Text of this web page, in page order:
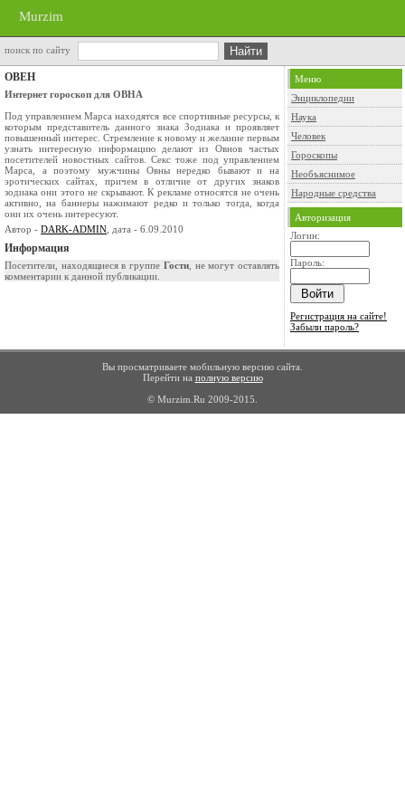
Murzim
поиск по сайту
ОВЕН
Интернет гороскоп для ОВНА
Под управлением Марса находятся все спортивные ресурсы, к
которым представитель данного знака Зодиака и проявляет
повышенный интерес. Стремление к новому и желание первым
узнать интересную информацию делают из Овнов частых
посетителей новостных сайтов. Секс тоже под управлением
Марса, а поэтому мужчины Овны нередко бывают и на
эротических сайтах, причем в отличие от других знаков
зодиака они этого не скрывают. К рекламе относятся не очень
активно, на баннеры нажимают редко и только тогда, когда
они их очень интересуют.
Автор - DARK-ADMIN , дата - 6.09.2010
Информация
Посетители, находящиеся в группе Гости, не могут оставлять
комментарии к данной публикации.
Меню
Энциклопедии
Наука
Человек
Гороскопы
Необъяснимое
Народные средства
Авторизация
Логин:
Пароль:
Регистрация на сайте!
Забыли пароль?
Вы просматриваете мобильную версию сайта.
Перейти на полную версию
© Murzim.Ru 2009-2015.